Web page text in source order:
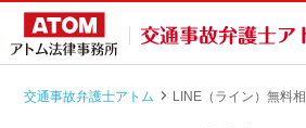
交通事故弁護士アトム |LINE（ライン）無料